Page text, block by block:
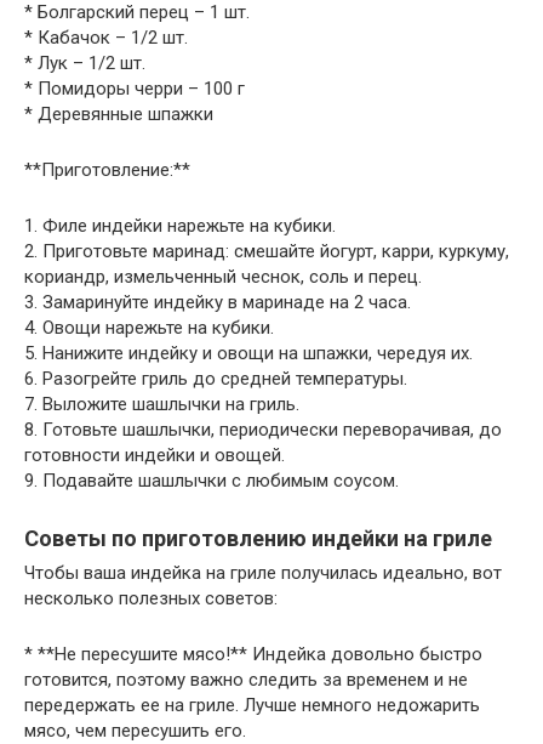
* Болгарский перец – 1 шт.
* Кабачок – 1/2 шт.
* Лук – 1/2 шт.
* Помидоры черри – 100 г
* Деревянные шпажки
**Приготовление:**
1. Филе индейки нарежьте на кубики.
2. Приготовьте маринад: смешайте йогурт, карри, куркуму,
кориандр, измельченный чеснок, соль и перец.
3. Замаринуйте индейку в маринаде на 2 часа.
4. Овощи нарежьте на кубики.
5. Нанижите индейку и овощи на шпажки, чередуя их.
6. Разогрейте гриль до средней температуры.
7. Выложите шашлычки на гриль.
8. Готовьте шашлычки, периодически переворачивая, до
готовности индейки и овощей.
9. Подавайте шашлычки с любимым соусом.
Советы по приготовлению индейки на гриле
Чтобы ваша индейка на гриле получилась идеально, вот
несколько полезных советов:
* **Не пересушите мясо!** Индейка довольно быстро
готовится, поэтому важно следить за временем и не
передержать ее на гриле. Лучше немного недожарить
мясо, чем пересушить его.